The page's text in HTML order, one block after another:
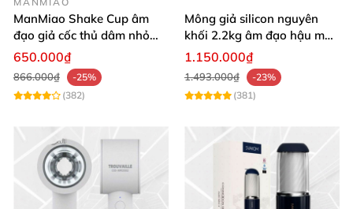
người mua lần đầu tiên?
ManMiao Shake Cup âm
đạo giả cốc thủ dâm nhỏ
gọn mềm mại
650.000₫
866.000₫
-25%
(382)
Mông giả silicon nguyên
khối 2.2kg âm đạo hậu môn
thật
1.150.000₫
1.493.000₫
-23%
(381)